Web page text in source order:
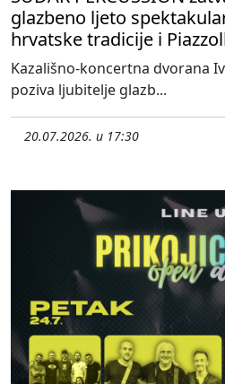
glazbeno ljeto
hrvatske tradicije i
Kazališno-koncertna dvorana
poziva ljubitelje glazb...
20.07.2026. u 17:30